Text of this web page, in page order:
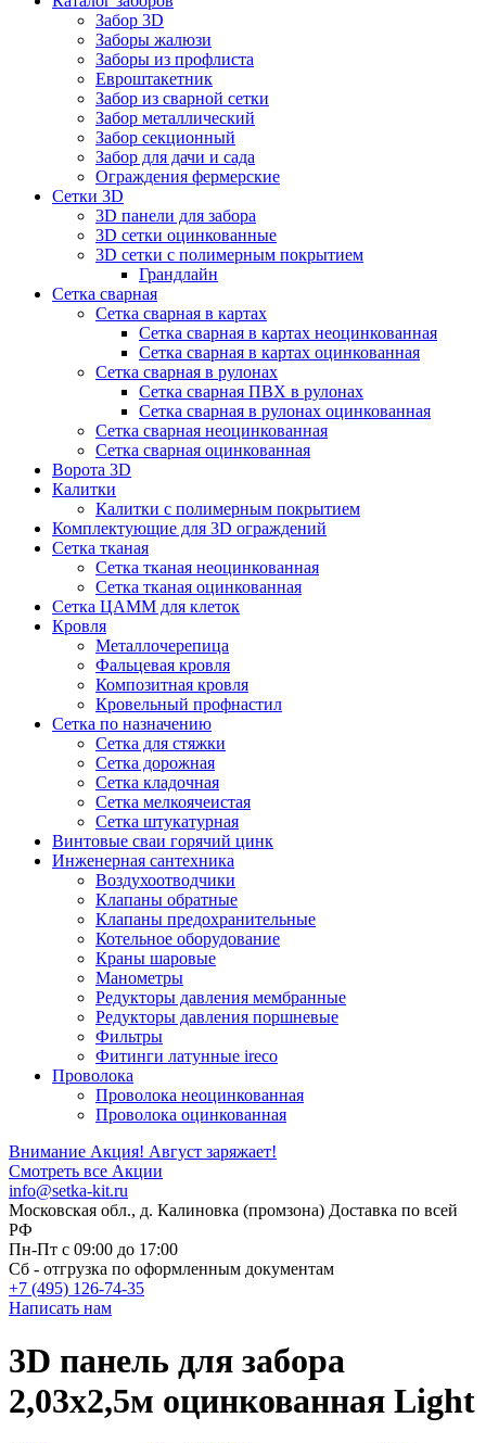
Забор 3D
Заборы жалюзи
Заборы из профлиста
Евроштакетник
Забор из сварной сетки
Забор металлический
Забор секционный
Забор для дачи и сада
Ограждения фермерские
Сетки 3D
3D панели для забора
3D сетки оцинкованные
3D сетки с полимерным покрытием
Грандлайн
Сетка сварная
Сетка сварная в картах
Сетка сварная в картах неоцинкованная
Сетка сварная в картах оцинкованная
Сетка сварная в рулонах
Cетка сварная ПВХ в рулонах
Сетка сварная в рулонах оцинкованная
Сетка сварная неоцинкованная
Сетка сварная оцинкованная
Ворота 3D
Калитки
Калитки с полимерным покрытием
Комплектующие для 3D ограждений
Сетка тканая
Сетка тканая неоцинкованная
Сетка тканая оцинкованная
Сетка ЦАММ для клеток
Кровля
Металлочерепица
Фальцевая кровля
Композитная кровля
Кровельный профнастил
Сетка по назначению
Сетка для стяжки
Сетка дорожная
Сетка кладочная
Сетка мелкоячеистая
Сетка штукатурная
Винтовые сваи горячий цинк
Инженерная сантехника
Воздухоотводчики
Клапаны обратные
Клапаны предохранительные
Котельное оборудование
Краны шаровые
Манометры
Редукторы давления мембранные
Редукторы давления поршневые
Фильтры
Фитинги латунные ireco
Проволока
Проволока неоцинкованная
Проволока оцинкованная
Внимание Акция! Август заряжает!
Смотреть все Акции
info@setka-kit.ru
Московская обл., д. Калиновка (промзона) Доставка по всей
РФ
Пн-Пт с 09:00 до 17:00
Сб - отгрузка по оформленным документам
+7 (495) 126-74-35
Написать нам
3D панель для забора
2,03x2,5м оцинкованная Light